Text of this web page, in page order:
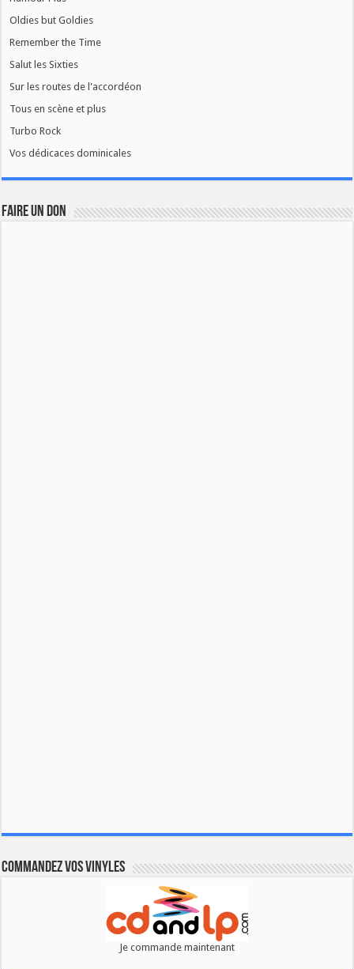
Oldies but Goldies
Remember the Time
Salut les Sixties
Sur les routes de l'accordéon
Tous en scène et plus
Turbo Rock
Vos dédicaces dominicales
FAIRE UN DON
Commandez vos vinyles
Je commande maintenant